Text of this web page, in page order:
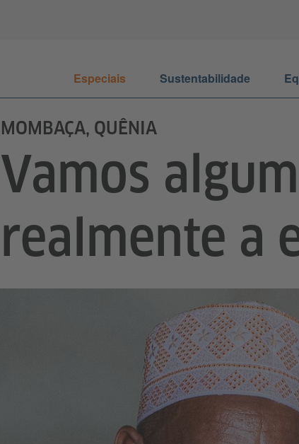
Especiais Sustentabilidade
MOMBAÇA, QUÊNIA
Vamos
realmente a